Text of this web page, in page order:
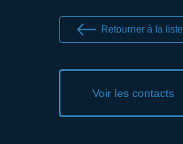
Retourner à la liste
Voir les contacts